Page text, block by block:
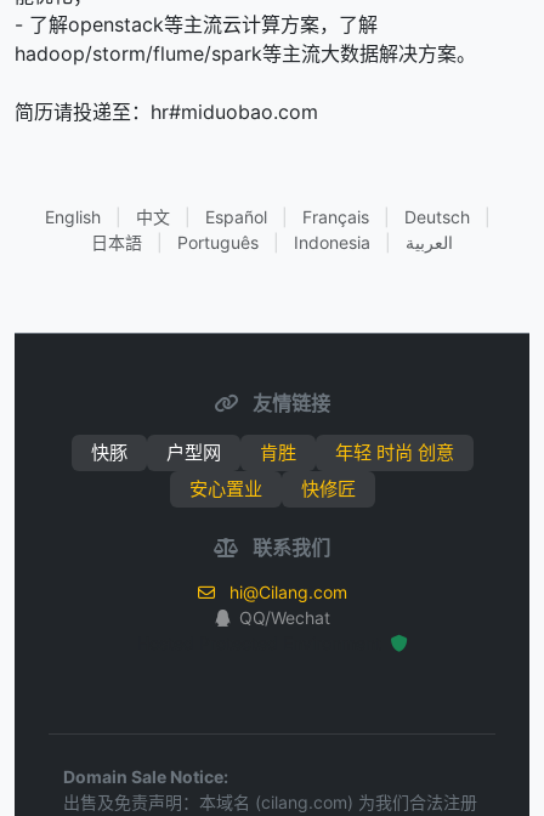
- 了解openstack等主流云计算方案，了解
hadoop/storm/flume/spark等主流大数据解决方案。
简历请投递至：hr#miduobao.com
English 中文 Español Français Deutsch
日本語
Português Indonesia العربية
友情链接
快豚 户型网 肯胜
年轻 时尚 创意
安心置业
快修匠
联系我们
hi@Cilang.com
QQ/Wechat
Domain Sale Notice:
出售及免责声明：本域名 (cilang.com) 为我们合法注册